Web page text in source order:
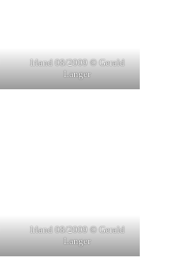
Irland 08/2009 © Gerald
Langer
Irland 08/2009 © Gerald
Langer